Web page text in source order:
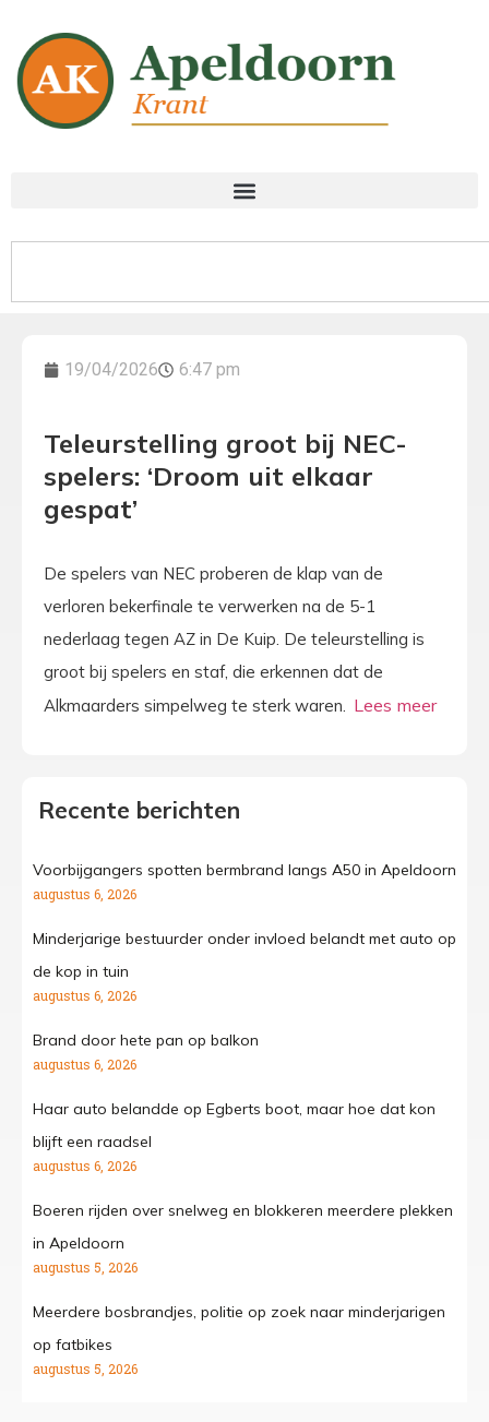
19/04/2026 6:47 pm
Teleurstelling groot bij NEC-
spelers: ‘Droom uit elkaar
gespat’
De spelers van NEC proberen de klap van de
verloren bekerfinale te verwerken na de 5-1
nederlaag tegen AZ in De Kuip. De teleurstelling is
groot bij spelers en staf, die erkennen dat de
Alkmaarders simpelweg te sterk waren.
Recente berichten
Voorbijgangers spotten bermbrand langs A50 in Apeldoorn
augustus 6, 2026
Minderjarige bestuurder onder invloed belandt met auto op
de kop in tuin
augustus 6, 2026
Brand door hete pan op balkon
augustus 6, 2026
Haar auto belandde op Egberts boot, maar hoe dat kon
blijft een raadsel
augustus 6, 2026
Boeren rijden over snelweg en blokkeren meerdere plekken
in Apeldoorn
augustus 5, 2026
Meerdere bosbrandjes, politie op zoek naar minderjarigen
op fatbikes
augustus 5, 2026